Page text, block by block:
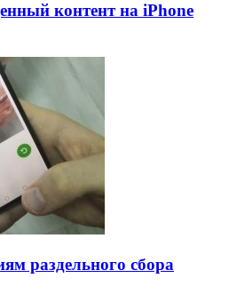
контент на iPhone
раздельного сбора